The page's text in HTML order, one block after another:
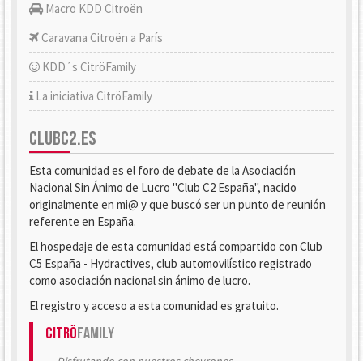
Macro KDD Citroën
Caravana Citroën a París
KDD´s CitröFamily
La iniciativa CitröFamily
CLUBC2.ES
Esta comunidad es el foro de debate de la Asociación
Nacional Sin Ánimo de Lucro "Club C2 España", nacido
originalmente en mi@ y que buscó ser un punto de reunión
referente en España.
El hospedaje de esta comunidad está compartido con Club
C5 España - Hydractives, club automovilístico registrado
como asociación nacional sin ánimo de lucro.
El registro y acceso a esta comunidad es gratuito.
CitröFamily